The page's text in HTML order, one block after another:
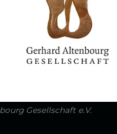
Gesellschaft e.V.